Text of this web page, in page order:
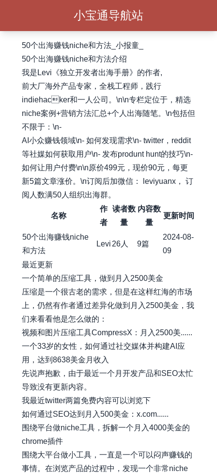
小宝通导航站
50个出海赚钱niche和方法_小报童_
50个出海赚钱niche和方法介绍
我是Levi《独立开发者出海手册》的作者,
前大厂海外产品专家，全栈工程师，践行
indiehacker和一人公司。\n\n专栏定位于，精选
niche案例+营销方法汇总+个人出海随笔。\n包括但
不限于：\n-
AI小众赚钱领域\n- 如何发现需求\n- twitter，reddit
等社媒如何获取用户\n- 发布produnt hunt的技巧\n-
如何让用户付费\n\n原价499元，现价90元，每更
新5篇文章涨价。\n订阅后加微信： leviyuanx， 订
阅人数满50人组织出海群。
名称
作
者
读者数
量
内容数
量
更新时间
50个出海赚钱niche
和方法
Levi 26人 9篇
2024-08-
09
最近更新
一个简单的压缩工具，做到月入2500美金
压缩是一个很古老的需求，但是在这样红海的市场
上，仍然有作者通过差异化做到月入2500美金，我
们来看看他是怎么做的：
视频和图片压缩工具CompressX：月入2500美......
一个33岁的女性，如何通过社交媒体并构建AI应
用，达到8638美金月收入
先说声抱歉，由于最近一个月开发产品和SEO太忙
导致没有更新内容。
我最近twitter两篇免费内容可以浏览下
如何通过SEO达到月入500美金：x.com......
围绕平台做niche工具，拆解一个月入4000美金的
chrome插件
围绕大平台做小工具，一直是一个可以闷声赚钱的
事情。在浏览产品的过程中，发现一个非常niche